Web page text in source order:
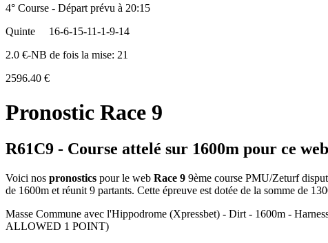
4° Course - Départ prévu à 20:15
Quinte
16-6-15-11-1-9-14
2.0 €-NB de fois la mise: 21
2596.40 €
Pronostic Race 9
R61C9 - Course attelé sur 1600m pour ce
Voici nos pronostics pour le web Race 9 9ème course PMU/Zeturf
de 1600m et réunit 9 partants. Cette épreuve est dotée de la somme de
Masse Commune avec l'Hippodrome (Xpressbet) - Dirt - 1600m -
ALLOWED 1 POINT)